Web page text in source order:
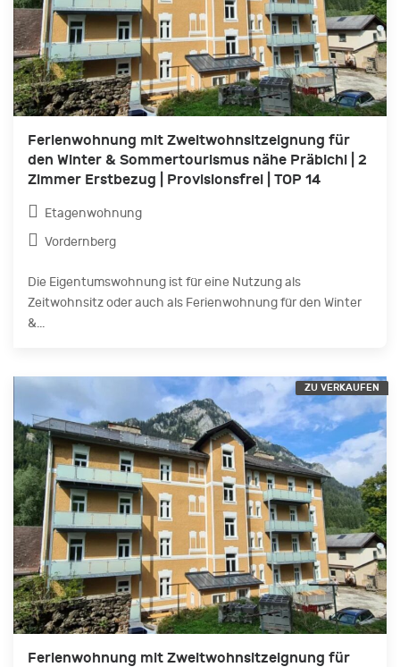
Ferienwohnung mit Zweitwohnsitzeignung für
den Winter & Sommertourismus nähe Präbichl | 2
Zimmer Erstbezug | Provisionsfrei | TOP 14
Etagenwohnung
Vordernberg
Die Eigentumswohnung ist für eine Nutzung als
Zeitwohnsitz oder auch als Ferienwohnung für den Winter
&...
Ferienwohnung mit Zweitwohnsitzeignung für
ZU VERKAUFEN